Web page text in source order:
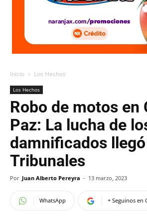
Inicio Los Hechos
Los Hechos
Robo de motos en
Paz: La lucha de
damnificados llegó
Tribunales
Por Juan Alberto Pereyra - 13 marzo, 2023
WhatsApp + Seguinos en